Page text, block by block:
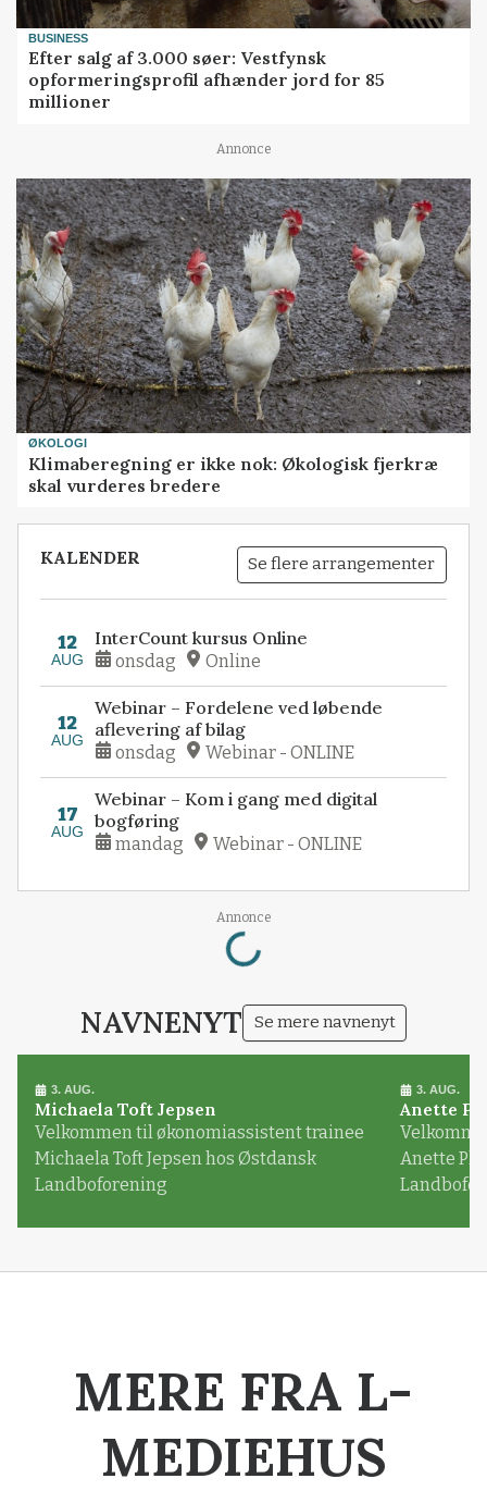
BUSINESS
Efter salg af 3.000 søer: Vestfynsk
opformeringsprofil afhænder jord for 85
millioner
Annonce
ØKOLOGI
Klimaberegning er ikke nok: Økologisk fjerkræ
skal vurderes bredere
KALENDER Se flere arrangementer
12
AUG
InterCount kursus Online
onsdag Online
12
AUG
Webinar – Fordelene ved løbende
aflevering af bilag
onsdag Webinar - ONLINE
17
AUG
Webinar – Kom i gang med digital
bogføring
mandag Webinar - ONLINE
Annonce
Loading...
NAVNENYT Se mere navnenyt
3. AUG.
Michaela Toft Jepsen
Velkommen til økonomiassistent trainee
Michaela Toft Jepsen hos Østdansk
Landboforening
3. AUG.
Anette
Anette
MERE FRA L-
MEDIEHUS